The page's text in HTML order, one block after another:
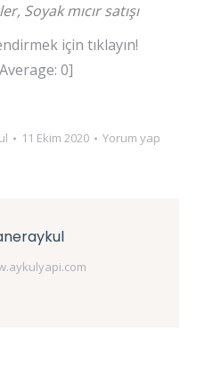
Soyak mıcır satışı
için tıklayın!
Average: 0]
11 Ekim 2020 Yorum yap